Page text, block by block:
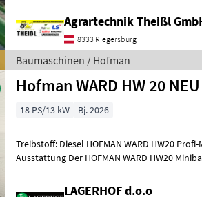
Agrartechnik Theißl
8333 Riegersburg
Baumaschinen / Hofman
Hofman WARD HW 20 NEU
18 PS/13 kW Bj. 2026
Treibstoff: Diesel HOFMAN WARD HW20
Ausstattung Der HOFMAN WARD HW20 Minibagger überzeugt durch
LAGERHOF d.o.o